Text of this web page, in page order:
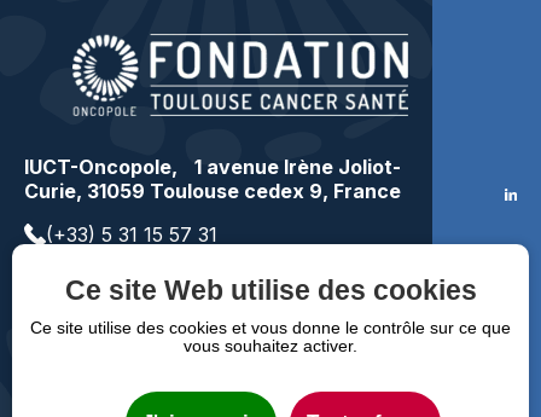
IUCT-Oncopole, 1 avenue Irène Joliot-
Curie, 31059 Toulouse cedex 9, France
(+33) 5 31 15 57 31
Faire un don
Ce site Web utilise des cookies
Ce site utilise des cookies et vous donne le contrôle sur ce que
vous souhaitez activer.